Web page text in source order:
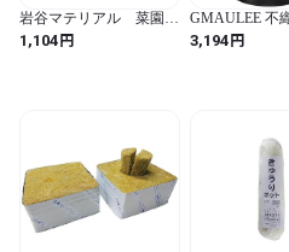
その結果、土が団粒化され、根の
収穫物の味、鮮度、大きさ、日持
分かりやすい効果を体感していた
注意＞
岩谷マテリアル 菜園用
じゃがいもマルチ ０．
０２Ｘ ９５０Ｘ５０m
1,104円
GMAULEE 不
ンター 栽培袋
ロン5個セット
3,194円